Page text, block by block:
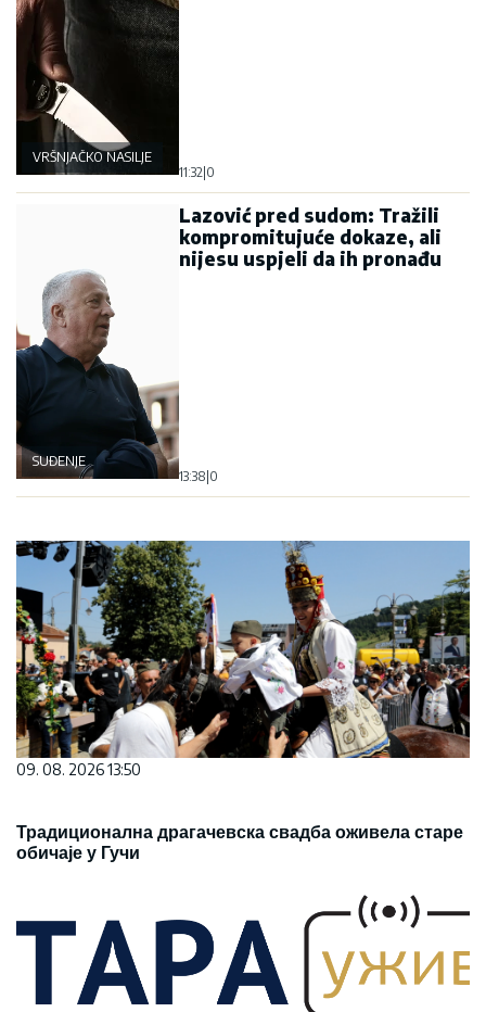
VRŠNJAČKO NASILJE
11:32 0
SUĐENJE
Lazović pred sudom: Tražili
kompromitujuće dokaze, ali
nijesu uspjeli da ih pronađu
13:38 0
09. 08. 2026 13:50
Традиционална драгачевска свадба оживела старе
обичаје у Гучи